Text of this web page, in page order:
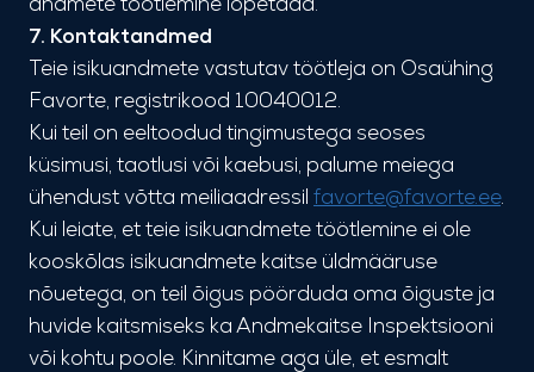
7. Kontaktandmed
Teie isikuandmete vastutav töötleja on Osaühing
Favorte, registrikood 10040012.
Kui teil on eeltoodud tingimustega seoses
küsimusi, taotlusi või kaebusi, palume meiega
ühendust võtta meiliaadressil favorte@favorte.ee.
Kui leiate, et teie isikuandmete töötlemine ei ole
kooskõlas isikuandmete kaitse üldmääruse
nõuetega, on teil õigus pöörduda oma õiguste ja
huvide kaitsmiseks ka Andmekaitse Inspektsiooni
või kohtu poole. Kinnitame aga üle, et esmalt